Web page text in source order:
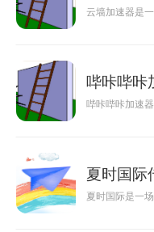
云墙加速器是
哔咔哔咔
哔咔哔咔加速
夏时国际
夏时国际是一